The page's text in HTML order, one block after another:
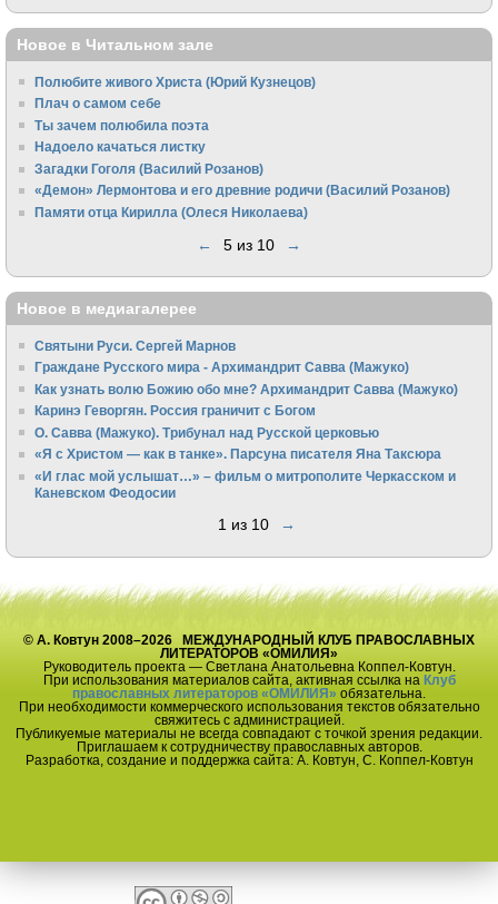
Новое в Читальном зале
Полюбите живого Христа (Юрий Кузнецов)
Плач о самом себе
Ты зачем полюбила поэта
Надоело качаться листку
Загадки Гоголя (Василий Розанов)
«Демон» Лермонтова и его древние родичи (Василий Розанов)
Памяти отца Кирилла (Олеся Николаева)
← 5 из 10 →
Новое в медиагалерее
Святыни Руси. Сергей Марнов
Граждане Русского мира - Архимандрит Савва (Мажуко)
Как узнать волю Божию обо мне? Архимандрит Савва (Мажуко)
Каринэ Геворгян. Россия граничит с Богом
О. Савва (Мажуко). Трибунал над Русской церковью
«Я с Христом — как в танке». Парсуна писателя Яна Таксюра
«И глас мой услышат…» – фильм о митрополите Черкасском и
Каневском Феодосии
1 из 10 →
© А. Ковтун 2008–2026 МЕЖДУНАРОДНЫЙ КЛУБ ПРАВОСЛАВНЫХ
ЛИТЕРАТОРОВ «ОМИЛИЯ»
Руководитель проекта — Светлана Анатольевна Коппел-Ковтун.
При использования материалов сайта, активная ссылка на Клуб
православных литераторов «ОМИЛИЯ» обязательна.
При необходимости коммерческого использования текстов обязательно
свяжитесь с администрацией.
Публикуемые материалы не всегда совпадают с точкой зрения редакции.
Приглашаем к сотрудничеству православных авторов.
Разработка, создание и поддержка сайта: А. Ковтун, С. Коппел-Ковтун